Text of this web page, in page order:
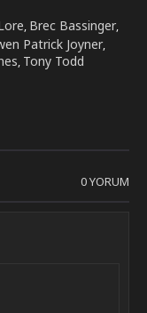
, Brec Bassinger,
Patrick Joyner,
, Tony Todd
0 YORUM